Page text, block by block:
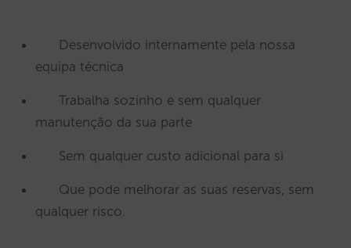
Desenvolvido internamente pela nossa
equipa técnica
Trabalha sozinho e sem qualquer
manutenção da sua parte
Sem qualquer custo adicional para si
Que pode melhorar as suas reservas, sem
qualquer risco.